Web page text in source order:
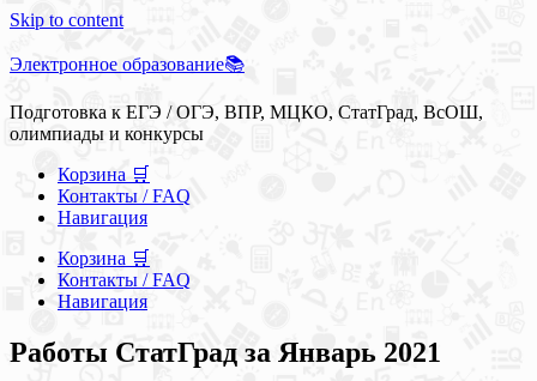
Skip to content
Электронное образование📚
Подготовка к ЕГЭ / ОГЭ, ВПР, МЦКО, СтатГрад, ВсОШ,
олимпиады и конкурсы
Корзина 🛒
Контакты / FAQ
Навигация
Корзина 🛒
Контакты / FAQ
Навигация
Работы СтатГрад за Январь 2021